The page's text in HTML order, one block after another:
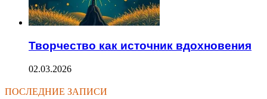
Творчество как источник вдохновения
02.03.2026
ПОСЛЕДНИЕ ЗАПИСИ